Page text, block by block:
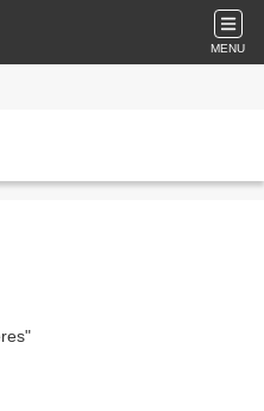
MENU